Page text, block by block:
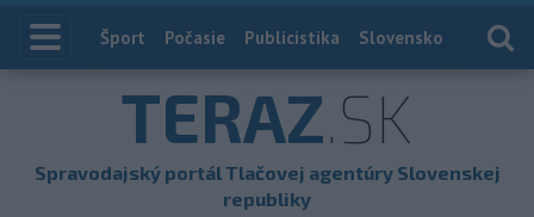
Index
Šport Počasie Publicistika Slovensko
TERAZ.SK
Spravodajský portál Tlačovej agentúry Slovenskej
republiky